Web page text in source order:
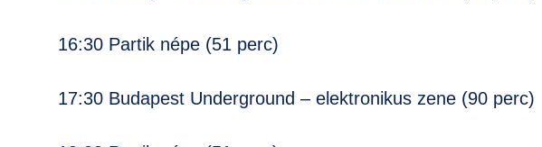
16:30 Partik népe (51 perc)
17:30 Budapest Underground – elektronikus zene (90 perc)